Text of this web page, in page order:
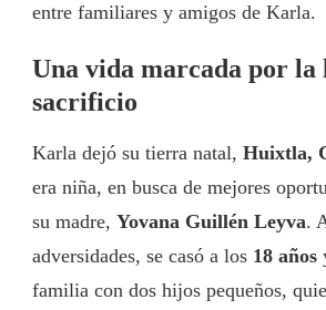
entre familiares y amigos de Karla.
Una vida marcada por la
sacrificio
Karla dejó su tierra natal, Huixtla,
era niña, en busca de mejores
su madre, Yovana Guillén Leyva.
adversidades, se casó a los 18 años
familia con dos hijos pequeños,